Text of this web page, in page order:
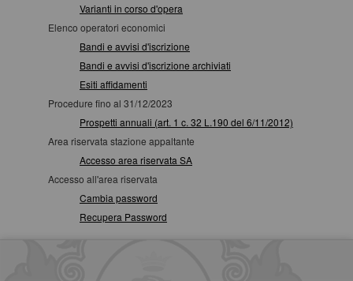
Varianti in corso d'opera
Elenco operatori economici
Bandi e avvisi d'iscrizione
Bandi e avvisi d'iscrizione archiviati
Esiti affidamenti
Procedure fino al 31/12/2023
Prospetti annuali (art. 1 c. 32 L.190 del 6/11/2012)
Area riservata stazione appaltante
Accesso area riservata SA
Accesso all'area riservata
Cambia password
Recupera Password